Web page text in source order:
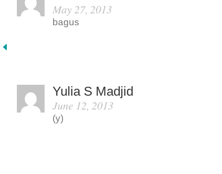
May 27, 2013
bagus
Yulia S Madjid
June 12, 2013
(y)